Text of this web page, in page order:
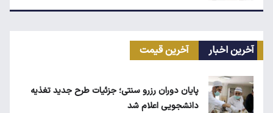
مرغ گران می‌شود
آخرین اخبار آخرین قیمت
پایان دوران رزرو سنتی؛ جزئیات طرح جدید تغذیه
دانشجویی اعلام شد